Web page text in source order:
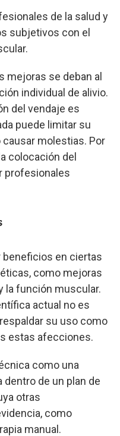
de la salud y
subjetivos con el
mejoras se deban al
individual de alivio.
del vendaje es
puede limitar su
molestias. Por
colocación del
profesionales
beneficios en ciertas
como mejoras
la función muscular.
actual no es
su uso como
estas afecciones.
como una
de un plan de
otras
como
manual.